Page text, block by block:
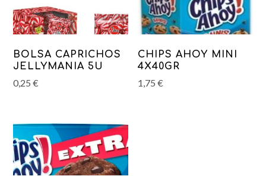
BOLSA CAPRICHOS
JELLYMANIA 5U
0,25€
CHIPS AHOY MINI
4X40GR
1,75€